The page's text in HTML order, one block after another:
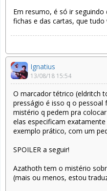
Em resumo, é só ir
fichas e das cartas, que
Ignatius
13/08/18 15:54
O marcador tétrico (eldritch
presságio é isso q o pessoal
mistério q pedem pra
elas especificam
exemplo prático, com um
SPOILER a seguir!
Azathoth tem o mistério
(mais ou menos, estou